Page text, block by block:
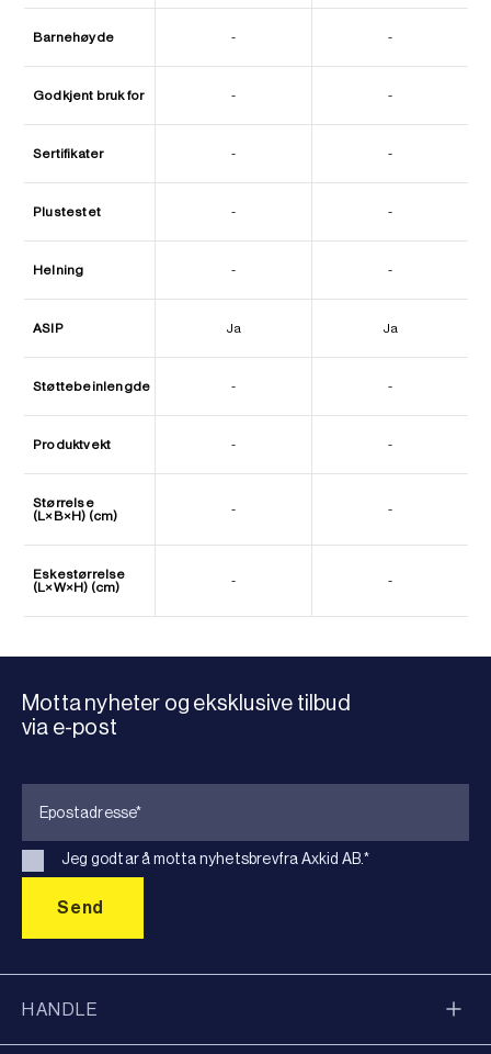
Barnehøyde - -
Godkjent bruk for - -
Sertifikater - -
Plustestet - -
Helning - -
ASIP Ja Ja
Støttebeinlengde - -
Produktvekt - -
Størrelse
(L×B×H) (cm)
- -
Eskestørrelse
(L×W×H) (cm)
- -
Motta nyheter og eksklusive tilbud
via e-post
Jeg godtar å motta nyhetsbrevfra Axkid AB.*
HANDLE